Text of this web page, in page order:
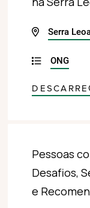
Serra
ONG
Pessoas
Desafios,
e